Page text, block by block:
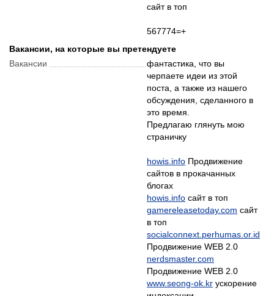
сайт в топ
567774=+
Вакансии, на которые вы претендуете
Вакансии
фантастика, что вы
черпаете идеи из этой
поста, а также из нашего
обсуждения, сделанного в
это время.
Предлагаю глянуть мою
страничку
howis.info Продвижение
сайтов в прокачанных
howis.info
gamereleasetoday.com сайт
socialconnext.perhumas.or.id
nerdsmaster.com
www.seong-ok.kr ускорение